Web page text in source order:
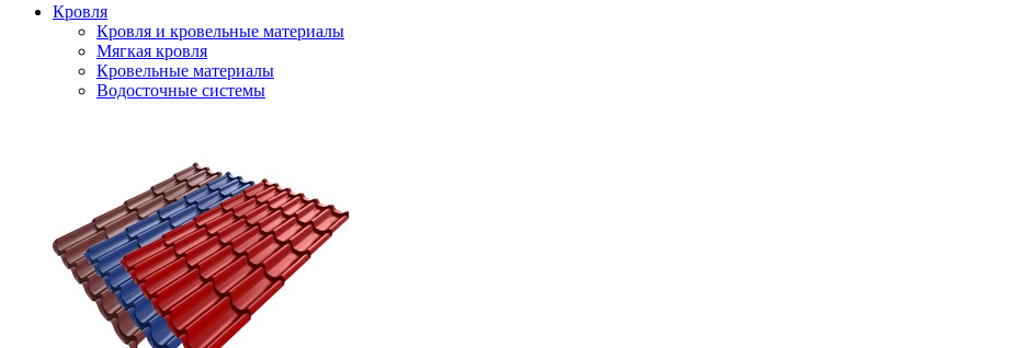
Кровля
Кровля и кровельные материалы
Мягкая кровля
Кровельные материалы
Водосточные системы